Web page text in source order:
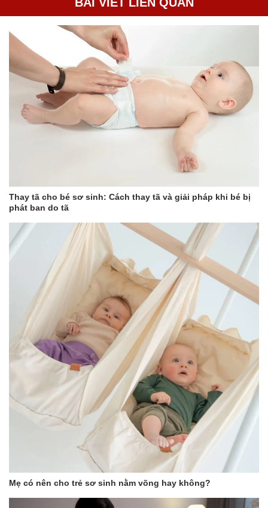
Thay tã cho bé sơ sinh: Cách thay tã và giải pháp khi bé bị
phát ban do tã
Mẹ có nên cho trẻ sơ sinh nằm võng hay không?